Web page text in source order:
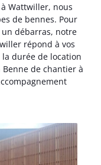
Wattwiller, nous
de bennes. Pour
débarras, notre
répond à vos
la durée de location
de chantier à